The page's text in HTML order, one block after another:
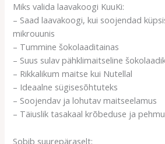
Miks valida laavakoogi KuuKi:
– Saad laavakoogi, kui soojendad
mikrouunis
– Tummine šokolaaditainas
– Suus sulav pähklimaitseline
– Rikkalikum maitse kui Nutellal
– Ideaalne sügisesõhtuteks
– Soojendav ja lohutav maitseelamus
– Täiuslik tasakaal krõbeduse ja
Sobib suurepäraselt: